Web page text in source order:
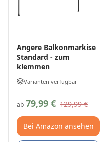
Angere Balkonmarkise
Standard - zum
klemmen
Varianten verfügbar
ab 79,99 € 129,99 €
Bei Amazon ansehen